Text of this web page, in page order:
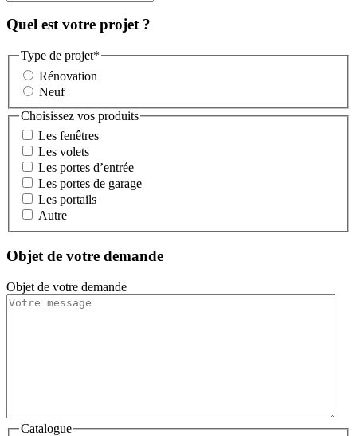
Quel est votre projet ?
Type de projet*
Rénovation
Neuf
Choisissez vos produits
Les fenêtres
Les volets
Les portes d’entrée
Les portes de garage
Les portails
Autre
Objet de votre demande
Objet de votre demande
Catalogue